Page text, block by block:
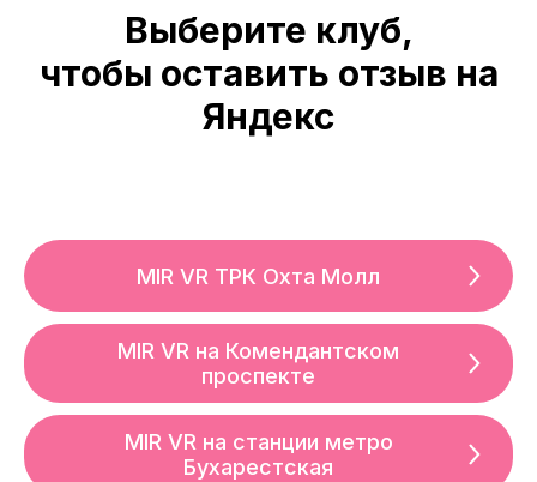
Выберите клуб,
чтобы оставить отзыв на
Яндекс
MIR VR ТРК Охта Молл
MIR VR на Комендантском
проспекте
MIR VR на станции метро
Бухарестская